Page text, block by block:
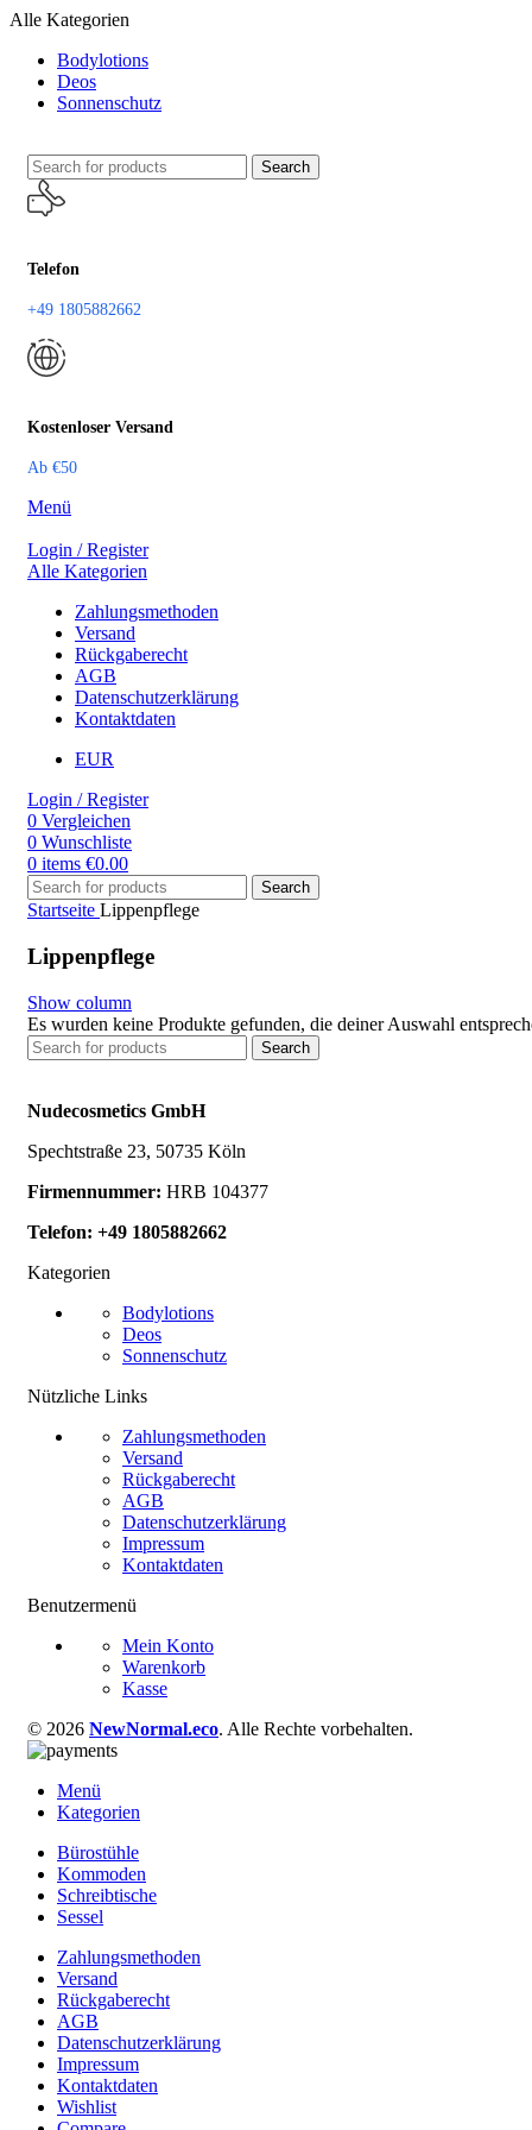
Alle Kategorien
Bodylotions
Deos
Sonnenschutz
Search
Telefon
+49 1805882662
Kostenloser Versand
Ab €50
Menü
Login / Register
Alle Kategorien
Zahlungsmethoden
Versand
Rückgaberecht
AGB
Datenschutzerklärung
Kontaktdaten
EUR
Login / Register
0 Vergleichen
0 Wunschliste
0 items €0.00
Search
Startseite Lippenpflege
Lippenpflege
Show column
Es wurden keine Produkte gefunden, die deiner Auswahl
Search
Nudecosmetics GmbH
Spechtstraße 23, 50735 Köln
Firmennummer: HRB 104377
Telefon: +49 1805882662
Kategorien
Bodylotions
Deos
Sonnenschutz
Nützliche Links
Zahlungsmethoden
Versand
Rückgaberecht
AGB
Datenschutzerklärung
Impressum
Kontaktdaten
Benutzermenü
Mein Konto
Warenkorb
Kasse
© 2026 NewNormal.eco. Alle Rechte vorbehalten.
Menü
Kategorien
Bürostühle
Kommoden
Schreibtische
Sessel
Zahlungsmethoden
Versand
Rückgaberecht
AGB
Datenschutzerklärung
Impressum
Kontaktdaten
Wishlist